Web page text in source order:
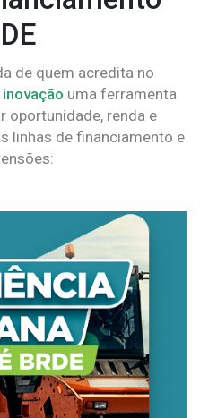
de quem acredita no
inovação uma ferramenta
oportunidade, renda e
linhas de financiamento e